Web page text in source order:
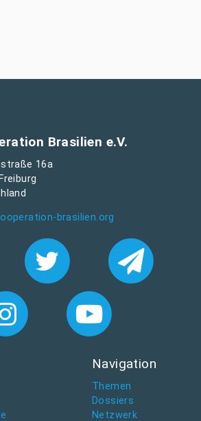
Brasilien e.V.
16a
brasilien.org
Navigation
Themen
Dossiers
Netzwerk